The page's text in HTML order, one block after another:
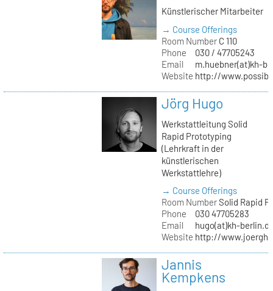
Künstlerischer Mitarbeiter
→ Course Offerings
Room NumberC 110
Phone
030 / 47705243
Email
m.huebner(at)kh-
Website http://
Jörg Hugo
Werkstattleitung Solid
Rapid Prototyping
(Lehrkraft in der
künstlerischen
Werkstattlehre)
→ Course Offerings
Room NumberSolid Rapid
Phone
030 47705283
Email
hugo(at)kh-
Website http://
Jannis
Kempkens